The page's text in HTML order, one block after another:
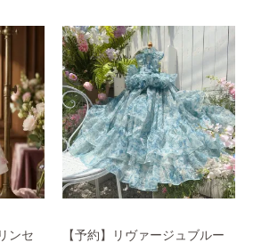
ンセ
【予約】リヴァージュブルー